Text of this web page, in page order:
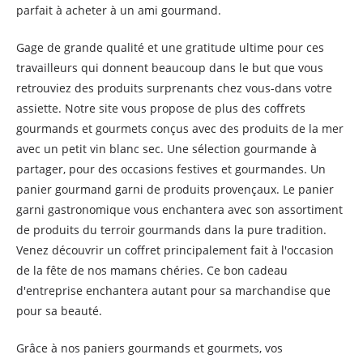
parfait à acheter à un ami gourmand.
Gage de grande qualité et une gratitude ultime pour ces
travailleurs qui donnent beaucoup dans le but que vous
retrouviez des produits surprenants chez vous-dans votre
assiette. Notre site vous propose de plus des coffrets
gourmands et gourmets conçus avec des produits de la mer
avec un petit vin blanc sec. Une sélection gourmande à
partager, pour des occasions festives et gourmandes. Un
panier gourmand garni de produits provençaux. Le panier
garni gastronomique vous enchantera avec son assortiment
de produits du terroir gourmands dans la pure tradition.
Venez découvrir un coffret principalement fait à l'occasion
de la fête de nos mamans chéries. Ce bon cadeau
d'entreprise enchantera autant pour sa marchandise que
pour sa beauté.
Grâce à nos paniers gourmands et gourmets, vos